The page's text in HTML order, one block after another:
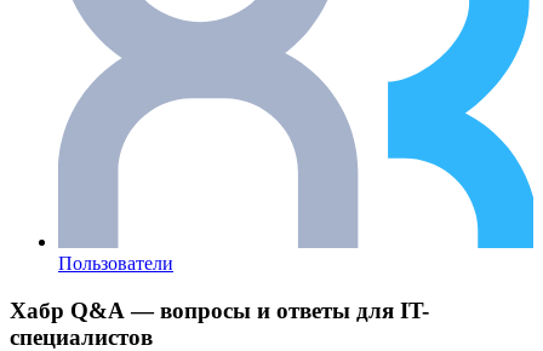
Пользователи
Хабр Q&A — вопросы и ответы для IT-
специалистов